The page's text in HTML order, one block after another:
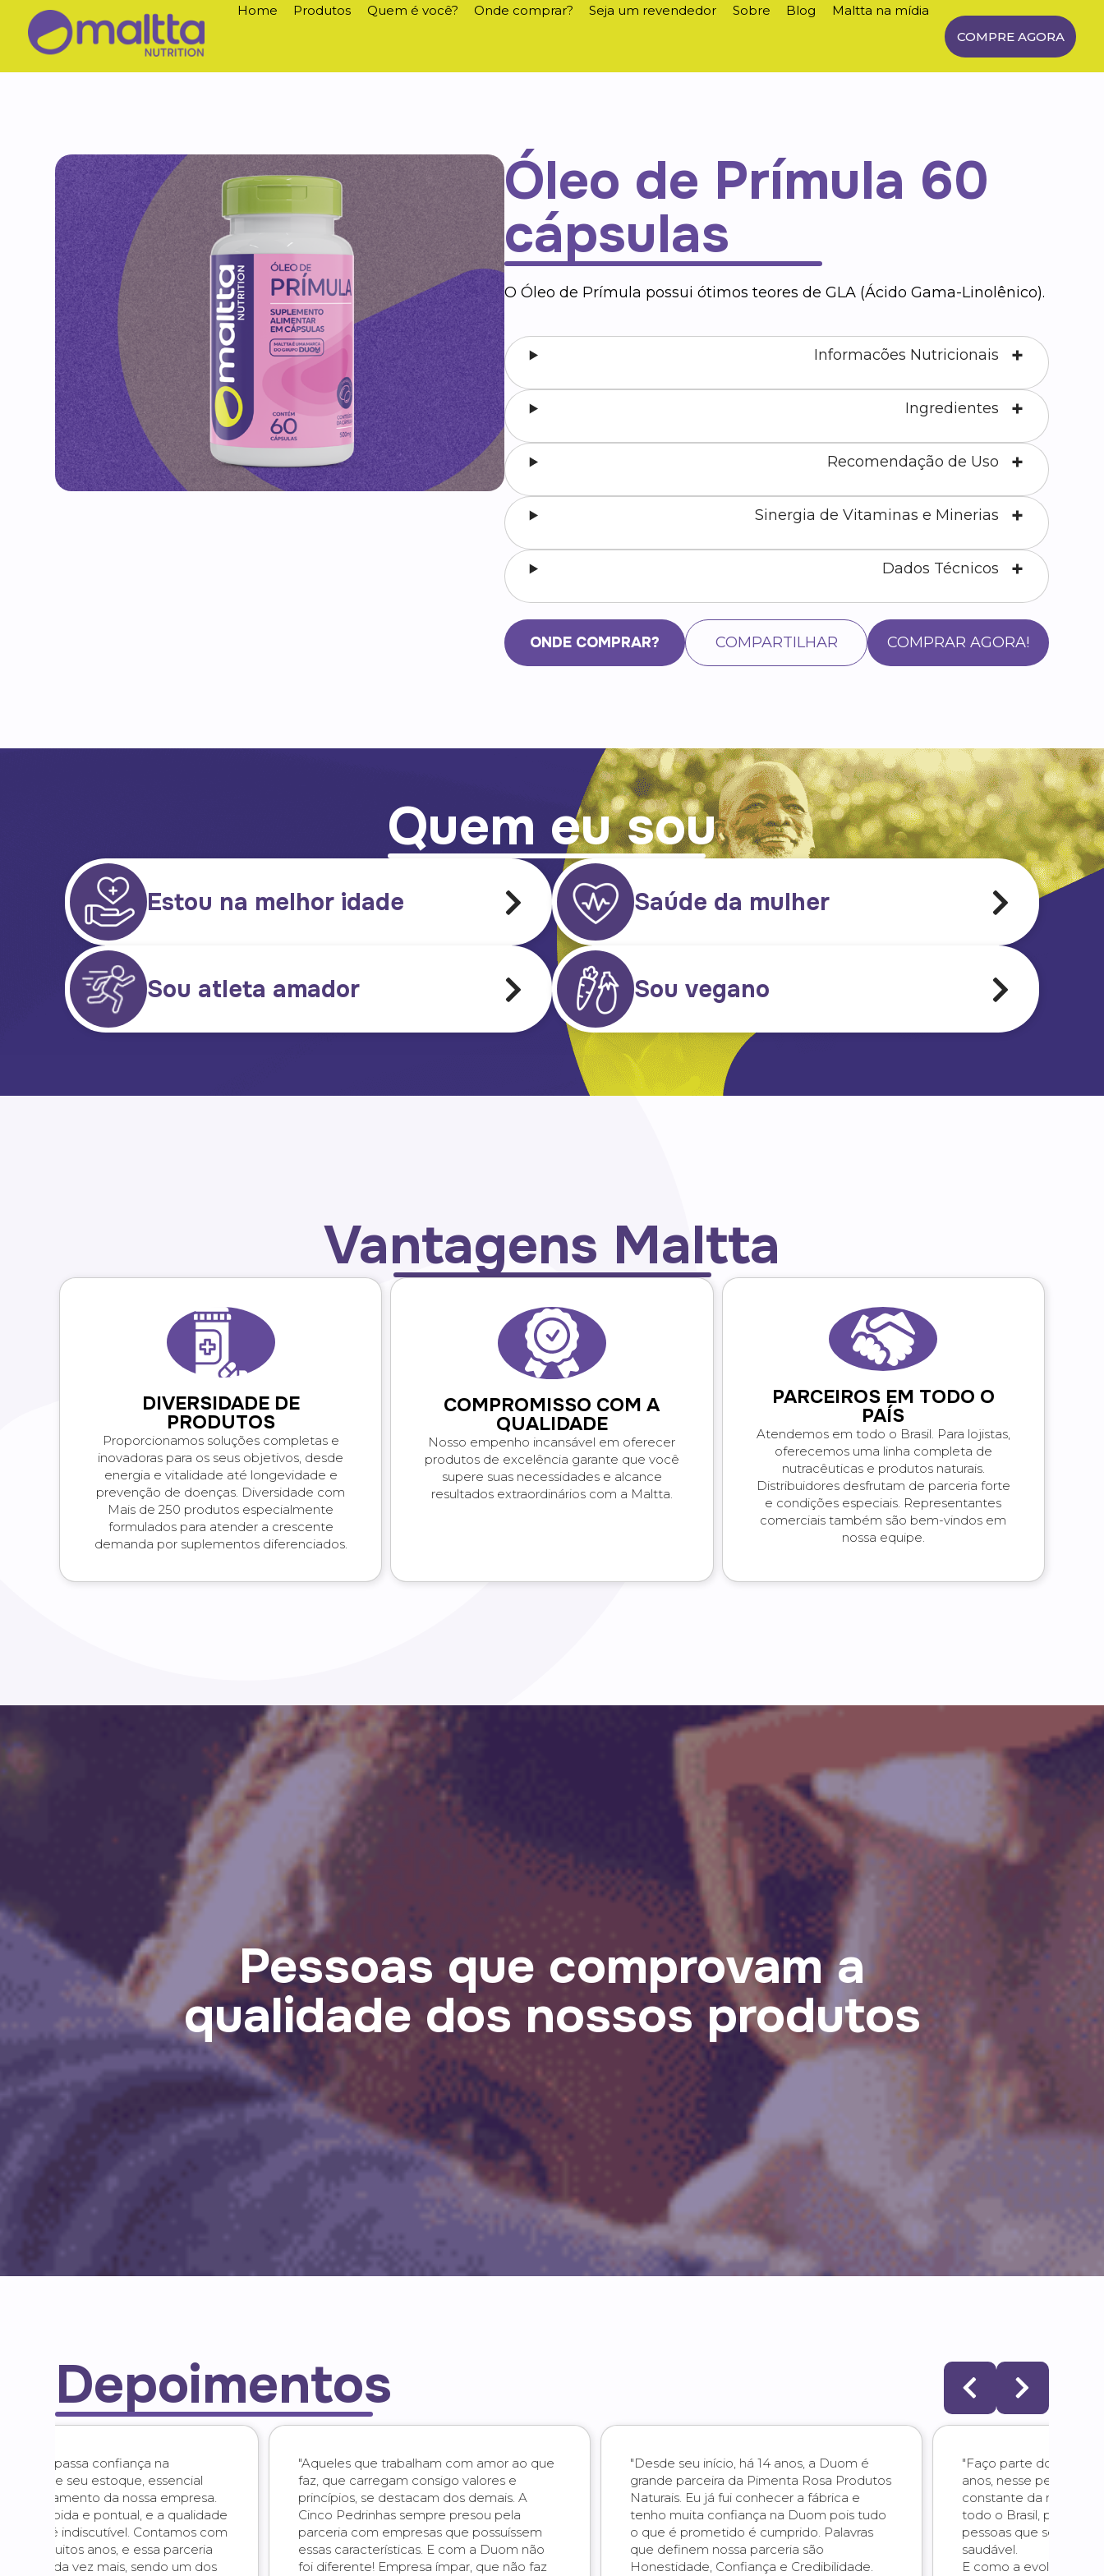
Home Produtos Quem é você? Onde comprar? Seja um revendedor Sobre Blog
Maltta na mídia
COMPRE AGORA
Óleo de Prímula 60
cápsulas
O Óleo de Prímula possui ótimos teores de GLA (Ácido Gama-Linolênico).
Informacões Nutricionais
Ingredientes
Recomendação de Uso
Sinergia de Vitaminas e Minerias
Dados Técnicos
ONDE COMPRAR? COMPARTILHAR COMPRAR AGORA!
Quem eu sou
Estou na melhor idade Saúde da mulher
Sou atleta amador Sou vegano
Vantagens Maltta
DIVERSIDADE DE
PRODUTOS
Proporcionamos soluções completas e
inovadoras para os seus objetivos, desde
energia e vitalidade até longevidade e
prevenção de doenças. Diversidade com
Mais de 250 produtos especialmente
formulados para atender a crescente
demanda por suplementos diferenciados.
COMPROMISSO COM A
QUALIDADE
Nosso empenho incansável em oferecer
produtos de excelência garante que você
supere suas necessidades e alcance
resultados extraordinários com a Maltta.
PARCEIROS EM TODO O
PAÍS
Atendemos em todo o Brasil. Para lojistas,
oferecemos uma linha completa de
nutracêuticas e produtos naturais.
Distribuidores desfrutam de parceria forte
e condições especiais. Representantes
comerciais também são bem-vindos em
nossa equipe.
Pessoas que comprovam a
qualidade dos nossos produtos
Depoimentos
"Aqueles que trabalham com amor ao que
faz, que carregam consigo valores e
princípios, se destacam dos demais. A
Cinco Pedrinhas sempre presou pela
parceria com empresas que possuíssem
essas características. E com a Duom não
foi diferente! Empresa ímpar, que não faz
"Desde seu início, há 14 anos, a Duom é
grande parceira da Pimenta Rosa Produtos
Naturais. Eu já fui conhecer a fábrica e
tenho muita confiança na Duom pois tudo
o que é prometido é cumprido. Palavras
que definem nossa parceria são
Honestidade, Confiança e Credibilidade.
"Faço parte do time Duom, há mais de 6
anos, nesse período tenho visto a evolução
constante da marca. Temos parceiros em
todo o Brasil, para atender todas as
pessoas que se preocupam com uma vida
saudável.
E como a evolução não pode parar, agora